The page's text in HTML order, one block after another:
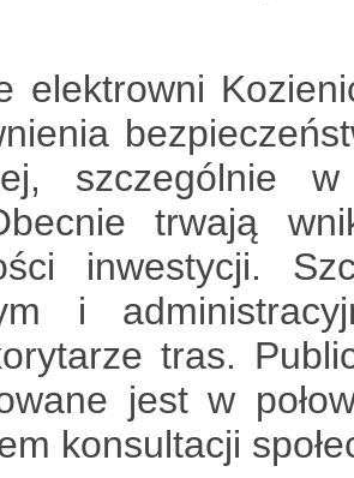
elektrowni
szczególnie
trwają
inwestycji.
i
tras.
jest w
konsultacji